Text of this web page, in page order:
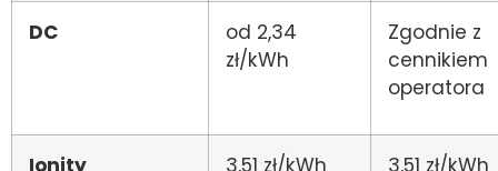
DC
od 2,34
zł/kWh
Zgodnie z
cennikiem
operatora